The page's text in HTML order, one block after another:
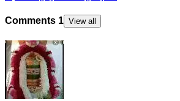
Comments 1 View all